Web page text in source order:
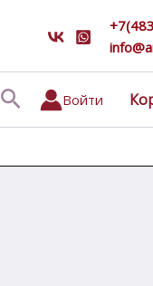
ПоискВойти